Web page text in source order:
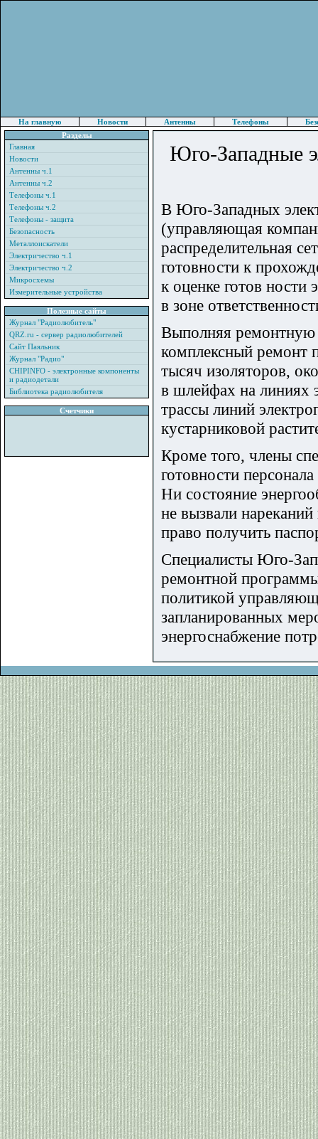
На главную Новости Антенны Телефоны
Разделы
Главная
Новости
Антенны ч.1
Антенны ч.2
Телефоны ч.1
Телефоны ч.2
Телефоны - защита
Безопасность
Металлоискатели
Электричество ч.1
Электричество ч.2
Микросхемы
Измерительные устройства
Полезные сайты
Журнал "Радиолюбитель"
QRZ.ru - сервер радиолюбителей
Сайт Паяльник
Журнал "Радио"
CHIPINFO - электронные компоненты
и радиодетали
Библиотека радиолюбителя
Счетчики
Юго-Западные
В Юго-Западных
(управляющая
распределительная
готовности к
к оценке готов ности
в зоне
Выполняя ремонтную
комплексный ремонт
тысяч изоляторов,
в шлейфах на линиях
трассы линий
кустарниковой
Кроме того, члены
готовности
Ни состояние
не вызвали
право получить
Специалисты Юго-
ремонтной
политикой
запланированных
энергоснабжение